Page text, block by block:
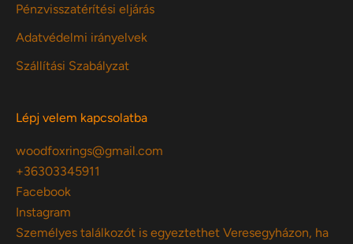
Pénzvisszatérítési eljárás
Adatvédelmi irányelvek
Szállítási Szabályzat
Lépj velem kapcsolatba
woodfoxrings@gmail.com
+36303345911
Facebook
Instagram
Személyes találkozót is egyeztethet Veresegyházon, ha